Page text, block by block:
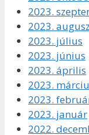
2023.
2023.
2023. július
2023. június
2023. április
2023.
2023.
2023. január
2022.